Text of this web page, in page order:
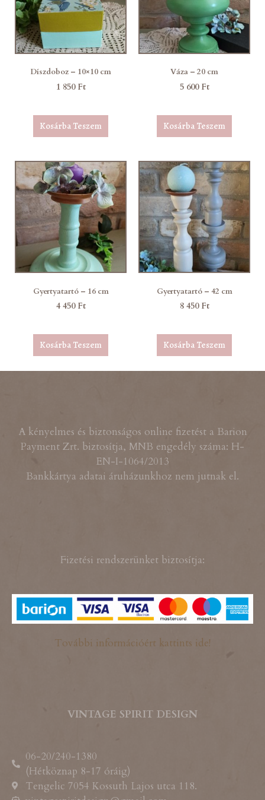
Díszdoboz – 10×10 cm
1 850 Ft
Kosárba Teszem
Váza – 20 cm
5 600 Ft
Kosárba Teszem
Gyertyatartó – 16 cm
4 450 Ft
Kosárba Teszem
Gyertyatartó – 42 cm
8 450 Ft
Kosárba Teszem
A kényelmes és biztonságos online fizetést a Barion
Payment Zrt. biztosítja, MNB engedély száma: H-
EN-I-1064/2013
Bankkártya adatai áruházunkhoz nem jutnak el.
Fizetési rendszerünket biztosítja:
További információért kattints ide!
VINTAGE SPIRIT DESIGN
06-20/240-1380
(Hétköznap 8-17 óráig)
Tengelic 7054 Kossuth Lajos utca 118.